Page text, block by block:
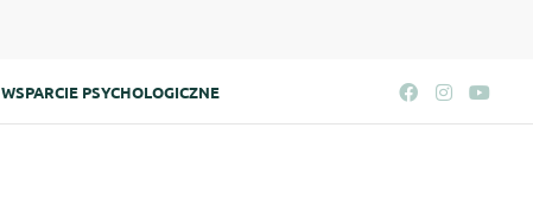
WSPARCIE PSYCHOLOGICZNE